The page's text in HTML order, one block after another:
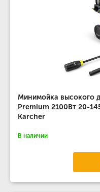
Минимойка высокого
Premium 2100Вт 20-
Karcher
В наличии